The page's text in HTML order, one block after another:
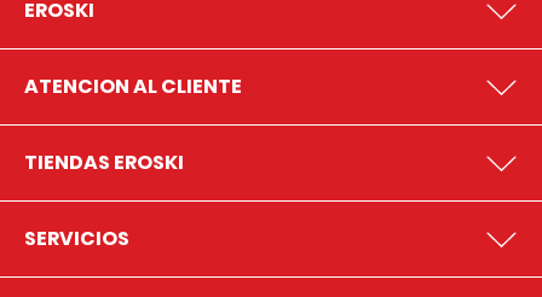
EROSKI
ATENCION AL CLIENTE
TIENDAS EROSKI
SERVICIOS